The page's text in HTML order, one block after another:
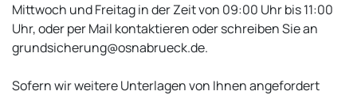
Mittwoch und Freitag in der Zeit von 09:00 Uhr bis 11:00
Uhr, oder per Mail kontaktieren oder schreiben Sie an
grundsicherung@osnabrueck.de.
Sofern wir weitere Unterlagen von Ihnen angefordert